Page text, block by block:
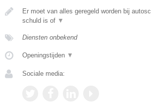
Er moet van alles geregeld worden bij
schuld is of ▼
Diensten onbekend
Openingstijden ▼
Sociale media: